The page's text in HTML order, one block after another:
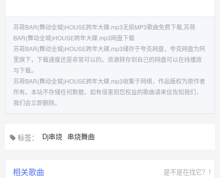
苏荷BAR(舞动全城)HOUSE跨年大碟.mp3无损MP3歌曲免费下载,苏荷
BAR(舞动全城)HOUSE跨年大碟.mp3网盘下载
苏荷BAR(舞动全城)HOUSE跨年大碟.mp3储存于夸克网盘，夸克网盘为阿
里旗下，下载速度还是非常可以的。资源转存到自己的网盘可以在线播放
与下载。
苏荷BAR(舞动全城)HOUSE跨年大碟.mp3收集于网络，作品版权为原作者
所有。本站不存储任何数据，如有侵害到您权益的歌曲请来信告知我们，
我们会立即删除。
标签： Dj串烧 串烧舞曲
相关歌曲 是不是在找它？！